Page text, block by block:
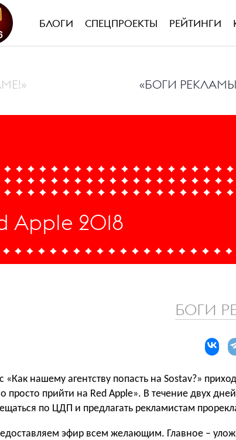
БЛОГИ СПЕЦПРОЕКТЫ РЕЙТИНГИ
«БОГИ
Apple 2018
БОГИ
«Как нашему агентству попасть на Sostav?»
просто прийти на Red Apple». В течение двух
по ЦДП и предлагать рекламистам
эфир всем желающим. Главное –